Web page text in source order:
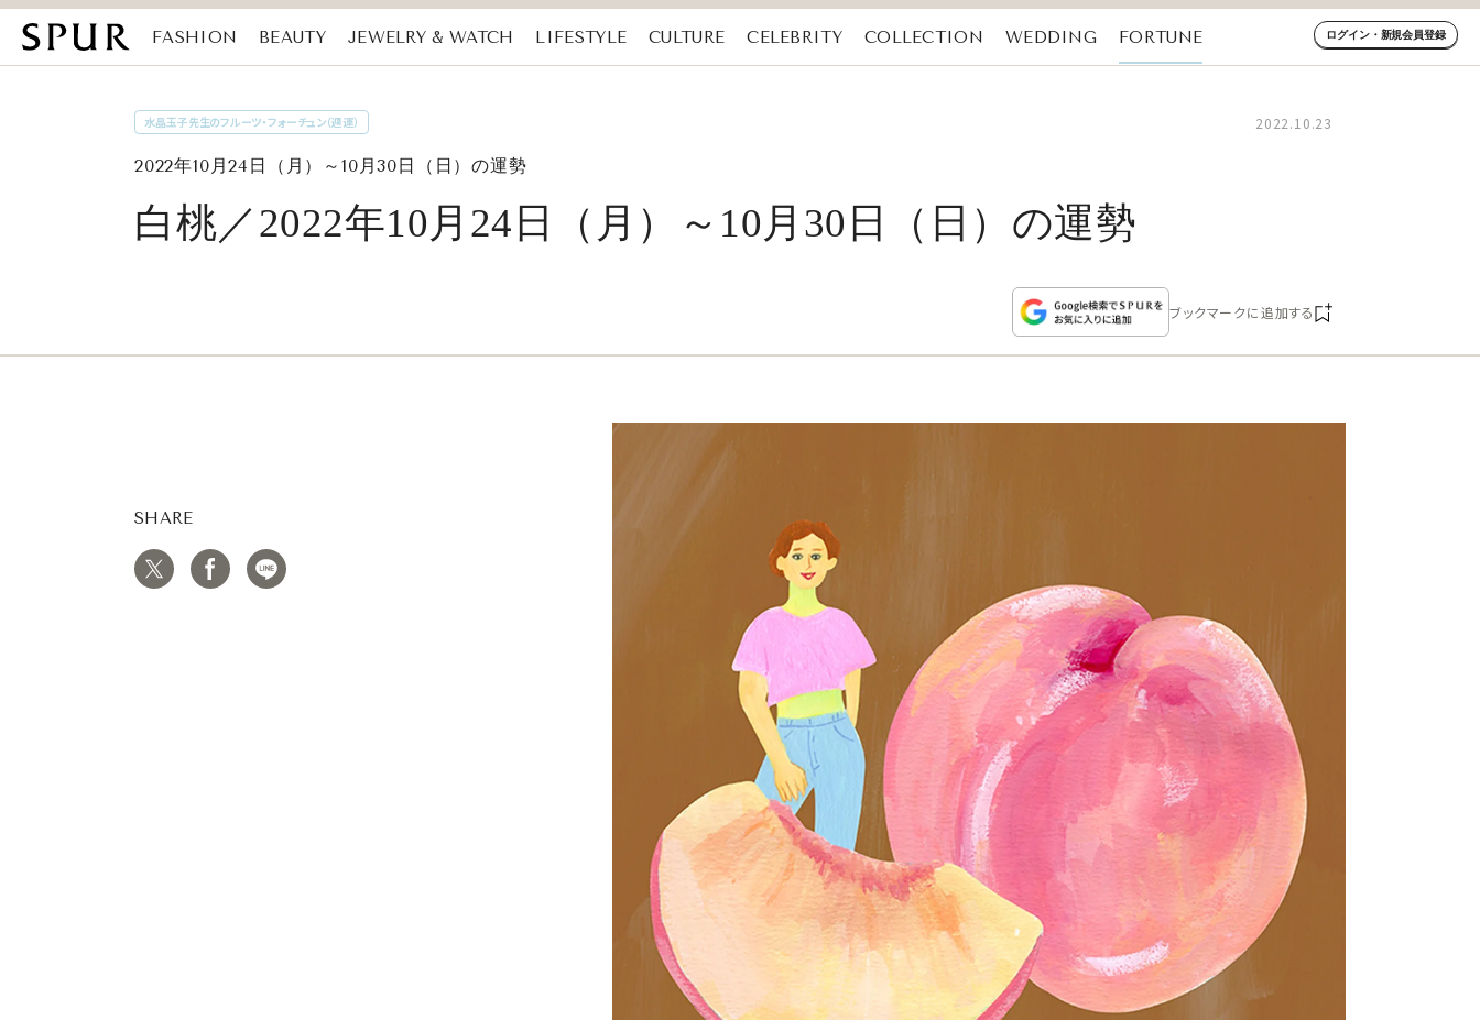
FASHION BEAUTY JEWELRY & WATCH LIFESTYLE CULTURE CELEBRITY COLLECTION WEDDING
FORTUNE
ログイン・新規会員登録
水晶玉子先生のフルーツ・フォーチュン（週運） 2022.10.23
2022年10月24日（月）～10月30日（日）の運勢
白桃／2022年10月24日（月）～10月30日（日）の運勢
ブックマークに追加する
SHARE